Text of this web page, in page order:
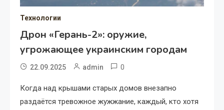
Технологии
Дрон «Герань-2»: оружие,
угрожающее украинским городам
22.09.2025 admin 0
Когда над крышами старых домов внезапно
раздаётся тревожное жужжание, каждый, кто хотя